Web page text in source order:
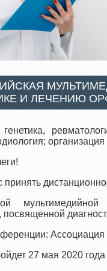
И ЛЕЧЕНИЮ
Ассоциация
27 мая 2020